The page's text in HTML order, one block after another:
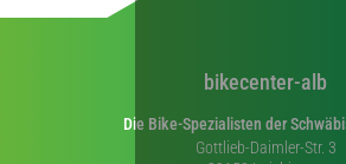
bikecenter-alb
Die Bike-Spezialisten der
Gottlieb-Daimler-Str. 3